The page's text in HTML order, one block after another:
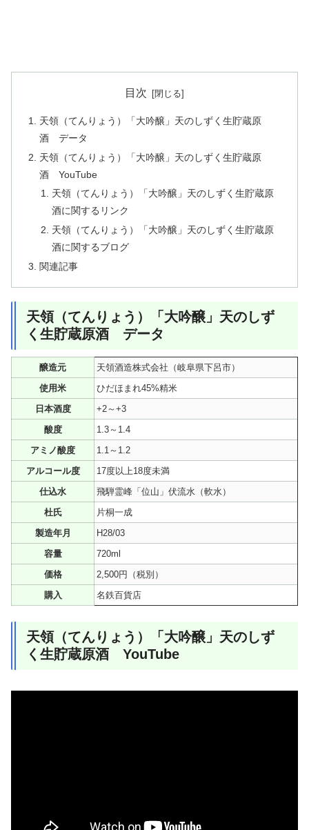
目次
天領（てんりょう）「大吟醸」天のしずく生貯蔵原
酒 データ
天領（てんりょう）「大吟醸」天のしずく生貯蔵原
酒 YouTube
天領（てんりょう）「大吟醸」天のしずく生貯蔵原
酒に関するリンク
天領（てんりょう）「大吟醸」天のしずく生貯蔵原
酒に関するブログ
関連記事
天領（てんりょう）「大吟醸」天のしず
く生貯蔵原酒 データ
醸造元
天領酒造株式会社（岐阜県下呂市）
使用米
ひだほまれ45%精米
日本酒度
+2～+3
酸度
1.3～1.4
アミノ酸度
1.1～1.2
アルコール度
17度以上18度未満
仕込水
飛騨霊峰「位山」伏流水（軟水）
杜氏
片桐一成
製造年月
H28/03
容量
720ml
価格
2,500円（税別）
購入
名鉄百貨店
天領（てんりょう）「大吟醸」天のしず
く生貯蔵原酒 YouTube